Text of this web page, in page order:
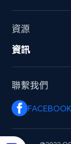
資源
資訊
聯繫我們
FACEBOOK